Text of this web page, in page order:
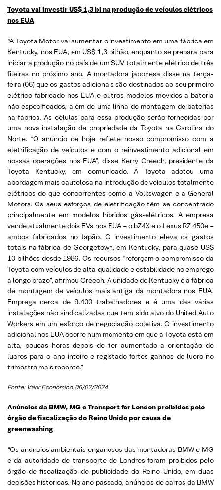
Toyota vai investir US$ 1,3 bi na produção de veículos elétricos
nos EUA
“A Toyota Motor vai aumentar o investimento em uma fábrica em
Kentucky, nos EUA, em US$ 1,3 bilhão, enquanto se prepara para
iniciar a produção no país de um SUV totalmente elétrico de três
fileiras no próximo ano. A montadora japonesa disse na terça-
feira (06) que os gastos adicionais são destinados ao seu primeiro
elétrico fabricado nos EUA e outros modelos movidos a bateria
não especificados, além de uma linha de montagem de baterias
na fábrica. As células para essa produção serão fornecidas por
uma nova instalação de propriedade da Toyota na Carolina do
Norte. “O anúncio de hoje reflete nosso compromisso com a
eletrificação de veículos e com o reinvestimento adicional em
nossas operações nos EUA”, disse Kerry Creech, presidente da
Toyota Kentucky, em comunicado. A Toyota adotou uma
abordagem mais cautelosa na introdução de veículos totalmente
elétricos do que concorrentes como a Volkswagen e a General
Motors. Os seus esforços de eletrificação têm se concentrado
principalmente em modelos híbridos gás-elétricos. A empresa
vende atualmente dois EVs nos EUA – o bZ4X e o Lexus RZ 450e –
ambos fabricados no Japão. O investimento eleva os gastos
totais na fábrica de Georgetown, em Kentucky, para quase US$
10 bilhões desde 1986. Os recursos “reforçam o compromisso da
Toyota com veículos de alta qualidade e estabilidade no emprego
a longo prazo”, afirmou Creech. A unidade de Kentucky é a fábrica
de montagem de veículos mais antiga da montadora nos EUA.
Emprega cerca de 9.400 trabalhadores e é uma das várias
instalações não sindicalizadas que tem sido alvo do United Auto
Workers em um esforço de negociação coletiva. O investimento
adicional nos EUA ocorre num momento em que a Toyota está em
alta, poucas horas depois de ter aumentado a orientação de
lucros para o ano inteiro e registado fortes ganhos de lucro no
trimestre mais recente.”
Fonte: Valor Econômico, 06/02/2024
Anúncios da BMW, MG e Transport for London proibidos pelo
órgão de fiscalização do Reino Unido por causa de
greenwashing
“Os anúncios ambientais enganosos das montadoras BMW e MG
e da autoridade de transporte de Londres foram proibidos pelo
órgão de fiscalização de publicidade do Reino Unido, em duas
decisões históricas. No ano passado, anúncios de carros da BMW